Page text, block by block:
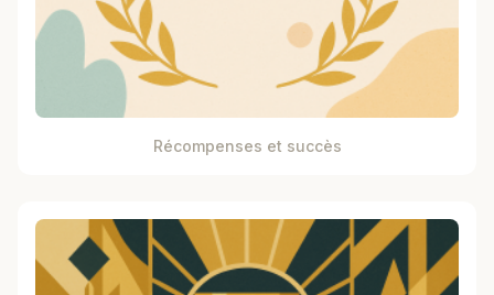
Récompenses et succès